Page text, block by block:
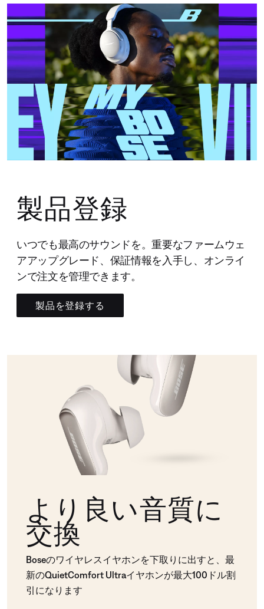
製品登録
いつでも最高のサウンドを。重要なファームウェ
アアップグレード、保証情報を入手し、オンライ
ンで注文を管理できます。
製品を登録する
より良い音質に
交換
Boseのワイヤレスイヤホンを下取りに出すと、最
新のQuietComfort Ultraイヤホンが最大100ドル割
引になります